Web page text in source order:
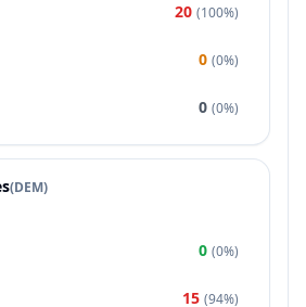
20 (100%)
0 (0%)
0 (0%)
(DEM)
0 (0%)
15 (94%)